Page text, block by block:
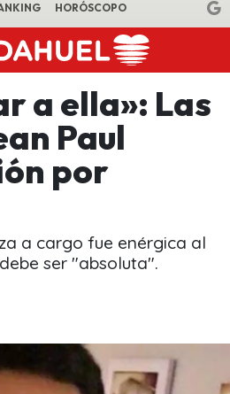
HORÓSCOPO
a ella»: Las
Paul
por
a cargo fue enérgica al
ser "absoluta".